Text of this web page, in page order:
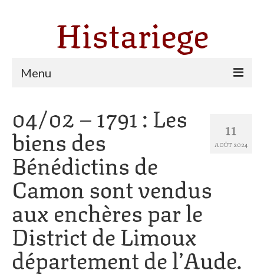
Histariege
Menu
Thèmes
Agriculture, forêt et pastoralisme
Pastoralisme
Cartulaire de Saint Sernin
Catharisme
11
AOÛT 2024
04/02 – 1791 : Les
biens des
Bénédictins de
Camon sont vendus
aux enchères par le
District de Limoux
département de l’Aude.